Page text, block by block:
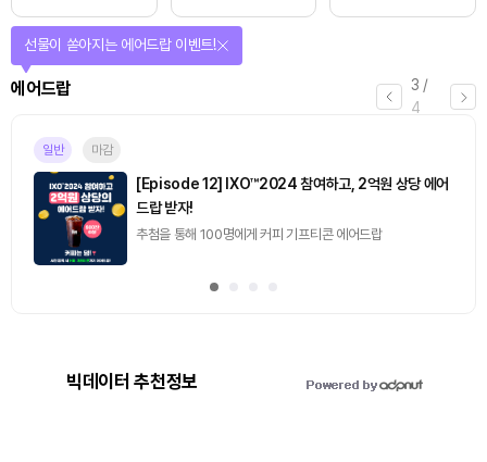
3 /
4
에어드랍
선물이 쏟아지는 에어드랍 이벤트!
일반 마감
[Episode 12] IXO™2024 참여하고, 2억원 상당 에어
드랍 받자!
추첨을 통해 100명에게 커피 기프티콘 에어드랍
빅데이터 추천정보